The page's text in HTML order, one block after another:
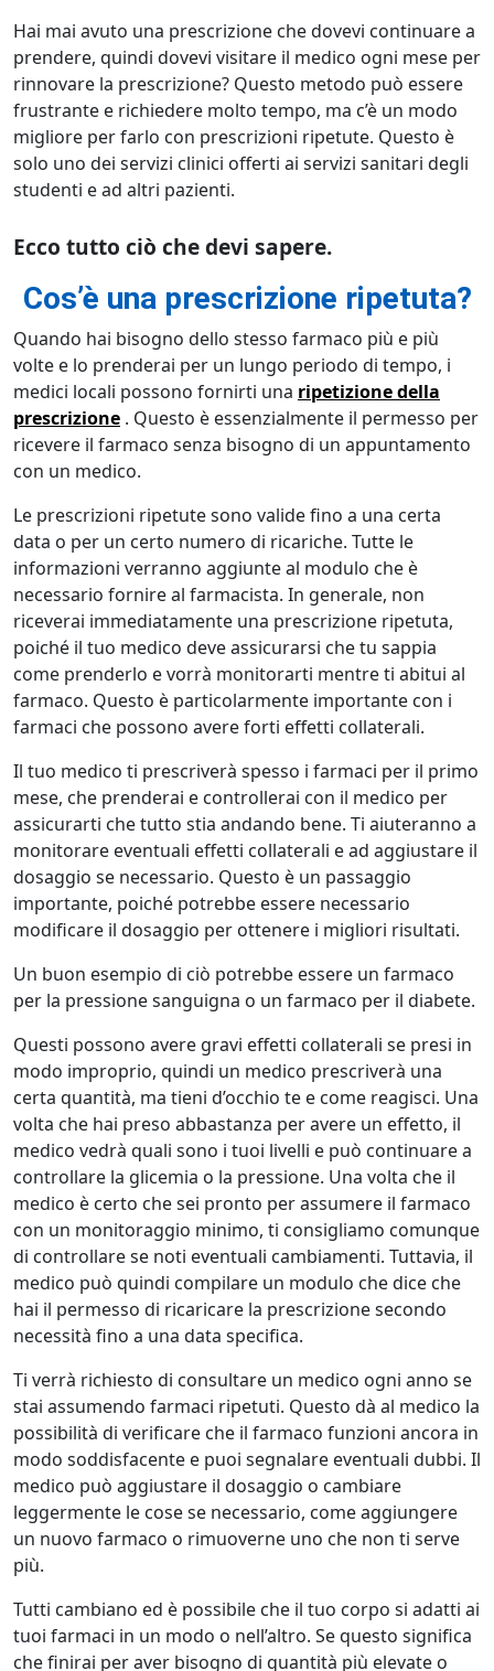
Hai mai avuto una prescrizione che dovevi continuare a
prendere, quindi dovevi visitare il medico ogni mese per
rinnovare la prescrizione? Questo metodo può essere
frustrante e richiedere molto tempo, ma c’è un modo
migliore per farlo con prescrizioni ripetute. Questo è
solo uno dei servizi clinici offerti ai servizi sanitari degli
studenti e ad altri pazienti.
Ecco tutto ciò che devi sapere.
Cos’è una prescrizione ripetuta?
Quando hai bisogno dello stesso farmaco più e più
volte e lo prenderai per un lungo periodo di tempo, i
medici locali possono fornirti una ripetizione della
prescrizione . Questo è essenzialmente il permesso per
ricevere il farmaco senza bisogno di un appuntamento
con un medico.
Le prescrizioni ripetute sono valide fino a una certa
data o per un certo numero di ricariche. Tutte le
informazioni verranno aggiunte al modulo che è
necessario fornire al farmacista. In generale, non
riceverai immediatamente una prescrizione ripetuta,
poiché il tuo medico deve assicurarsi che tu sappia
come prenderlo e vorrà monitorarti mentre ti abitui al
farmaco. Questo è particolarmente importante con i
farmaci che possono avere forti effetti collaterali.
Il tuo medico ti prescriverà spesso i farmaci per il primo
mese, che prenderai e controllerai con il medico per
assicurarti che tutto stia andando bene. Ti aiuteranno a
monitorare eventuali effetti collaterali e ad aggiustare il
dosaggio se necessario. Questo è un passaggio
importante, poiché potrebbe essere necessario
modificare il dosaggio per ottenere i migliori risultati.
Un buon esempio di ciò potrebbe essere un farmaco
per la pressione sanguigna o un farmaco per il diabete.
Questi possono avere gravi effetti collaterali se presi in
modo improprio, quindi un medico prescriverà una
certa quantità, ma tieni d’occhio te e come reagisci. Una
volta che hai preso abbastanza per avere un effetto, il
medico vedrà quali sono i tuoi livelli e può continuare a
controllare la glicemia o la pressione. Una volta che il
medico è certo che sei pronto per assumere il farmaco
con un monitoraggio minimo, ti consigliamo comunque
di controllare se noti eventuali cambiamenti. Tuttavia, il
medico può quindi compilare un modulo che dice che
hai il permesso di ricaricare la prescrizione secondo
necessità fino a una data specifica.
Ti verrà richiesto di consultare un medico ogni anno se
stai assumendo farmaci ripetuti. Questo dà al medico la
possibilità di verificare che il farmaco funzioni ancora in
modo soddisfacente e puoi segnalare eventuali dubbi. Il
medico può aggiustare il dosaggio o cambiare
leggermente le cose se necessario, come aggiungere
un nuovo farmaco o rimuoverne uno che non ti serve
più.
Tutti cambiano ed è possibile che il tuo corpo si adatti ai
tuoi farmaci in un modo o nell’altro. Se questo significa
che finirai per aver bisogno di quantità più elevate o